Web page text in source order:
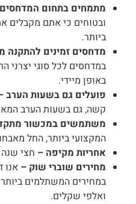
מתמחים בתחום המדחסים –
ובטוחים כי אתם מקבלים את
ביותר.
מדחסים זמינים להתקנה
במדחסים לכל סוגי יצרני
באופן מיידי.
פועלים גם בשעות הערב –
קשה, גם בשעות הערב
משתמשים במכשור
המקצועי ביותר, החל מאבחון
אחריות מקיפה –חצי שנה
מחירים שוברי שוק –אנו
במחירים המשתלמים ביותר
ואלפי שקלים.